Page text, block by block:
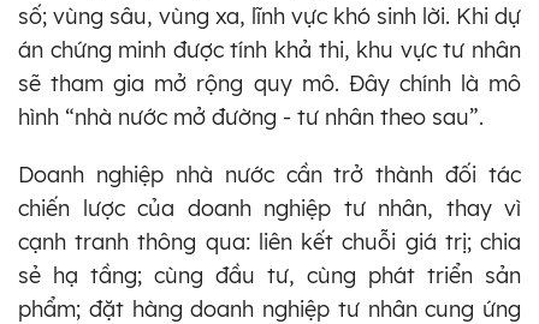
số; vùng sâu, vùng xa, lĩnh vực khó sinh lời. Khi dự
án chứng minh được tính khả thi, khu vực tư nhân
sẽ tham gia mở rộng quy mô. Đây chính là mô
hình “nhà nước mở đường - tư nhân theo sau”.
Doanh nghiệp nhà nước cần trở thành đối tác
chiến lược của doanh nghiệp tư nhân, thay vì
cạnh tranh thông qua: liên kết chuỗi giá trị; chia
sẻ hạ tầng; cùng đầu tư, cùng phát triển sản
phẩm; đặt hàng doanh nghiệp tư nhân cung ứng